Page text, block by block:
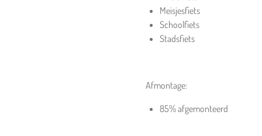
Meisjesfiets
Schoolfiets
Stadsfiets
Afmontage:
85% afgemonteerd